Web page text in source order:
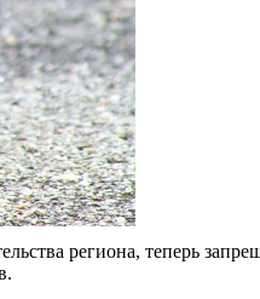
региона, теперь